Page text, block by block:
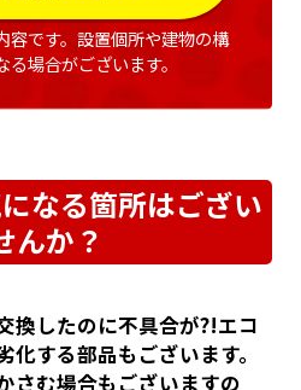
です。設置個所や建物の構
場合がございます。
なる箇所はござい
んか？
換したのに不具合が?!エコ
する部品もございます。
さむ場合もございますの